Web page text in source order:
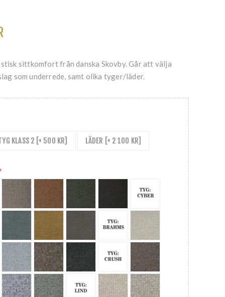
sittkomfort från danska Skovby. Går att välja
som underrede, samt olika tyger/läder.
KLASS 2 [+ 500 KR] LÄDER [+ 2 100 KR]